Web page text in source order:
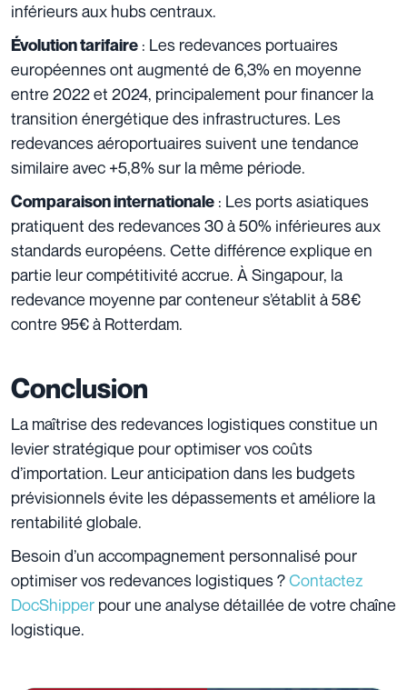
inférieurs aux hubs centraux.
Évolution tarifaire : Les redevances portuaires
européennes ont augmenté de 6,3% en moyenne
entre 2022 et 2024, principalement pour financer la
transition énergétique des infrastructures. Les
redevances aéroportuaires suivent une tendance
similaire avec +5,8% sur la même période.
Comparaison internationale : Les ports asiatiques
pratiquent des redevances 30 à 50% inférieures aux
standards européens. Cette différence explique en
partie leur compétitivité accrue. À Singapour, la
redevance moyenne par conteneur s’établit à 58€
contre 95€ à Rotterdam.
Conclusion
La maîtrise des redevances logistiques constitue un
levier stratégique pour optimiser vos coûts
d’importation. Leur anticipation dans les budgets
prévisionnels évite les dépassements et améliore la
rentabilité globale.
Besoin d’un accompagnement personnalisé pour
optimiser vos redevances logistiques ?Contactez
DocShipper pour une analyse détaillée de votre chaîne
logistique.